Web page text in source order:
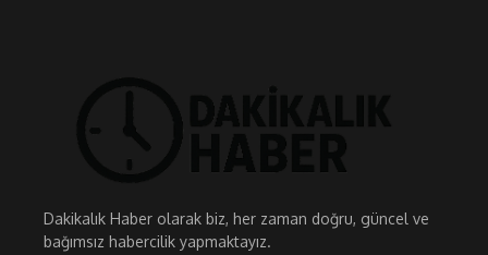
Dakikalık Haber olarak biz, her zaman doğru, güncel ve
bağımsız habercilik yapmaktayız.